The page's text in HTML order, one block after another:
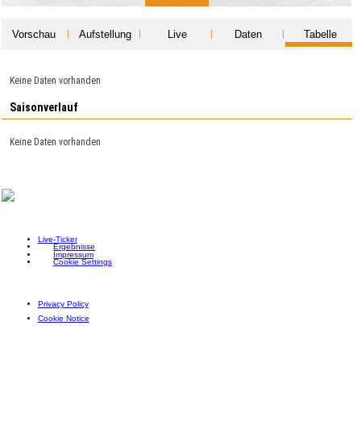
Vorschau Aufstellung Live Daten Tabelle
Keine Daten vorhanden
Saisonverlauf
Keine Daten vorhanden
Live-Ticker
Ergebnisse
Impressum
Cookie Settings
Privacy Policy
Cookie Notice